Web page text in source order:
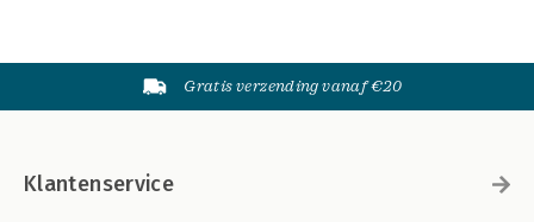
Gratis verzending vanaf €20
Klantenservice